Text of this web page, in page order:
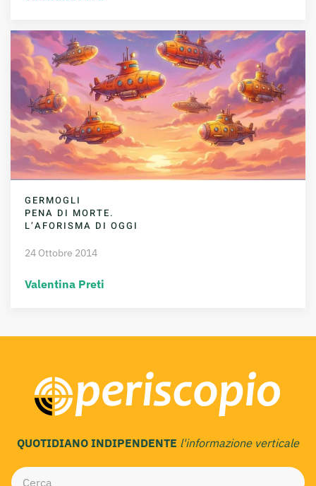
GERMOGLI
PENA DI MORTE.
L’AFORISMA DI OGGI
24 Ottobre 2014
Valentina Preti
QUOTIDIANO INDIPENDENTE l'informazione verticale